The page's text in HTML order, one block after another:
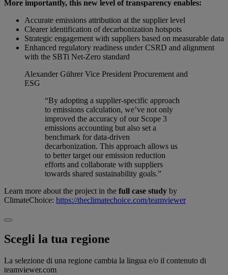
More importantly, this new level of transparency enables:
Accurate emissions attribution at the supplier level
Clearer identification of decarbonization hotspots
Strategic engagement with suppliers based on measurable data
Enhanced regulatory readiness under CSRD and alignment
with the SBTi Net-Zero standard
Alexander Gührer Vice President Procurement and
ESG
“By adopting a supplier-specific approach
to emissions calculation, we’ve not only
improved the accuracy of our Scope 3
emissions accounting but also set a
benchmark for data-driven
decarbonization. This approach allows us
to better target our emission reduction
efforts and collaborate with suppliers
towards shared sustainability goals.”
Learn more about the project in the full case study by
ClimateChoice: https://theclimatechoice.com/teamviewer
Scegli la tua regione
La selezione di una regione cambia la lingua e/o il contenuto di
teamviewer.com